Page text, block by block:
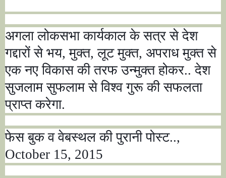
अगला लोकसभा कार्यकाल के सत्र से देश
गद्दारों से भय,मुक्त,लूट मुक्त, अपराध मुक्त से
एक नए विकास की तरफ उन्मुक्त होकर.. देश
सुजलाम सुफलाम से विश्व गुरू की सफलता
प्राप्त करेगा.
फेस बुक व वेबस्थल की पुरानी पोस्ट..,
October 15, 2015